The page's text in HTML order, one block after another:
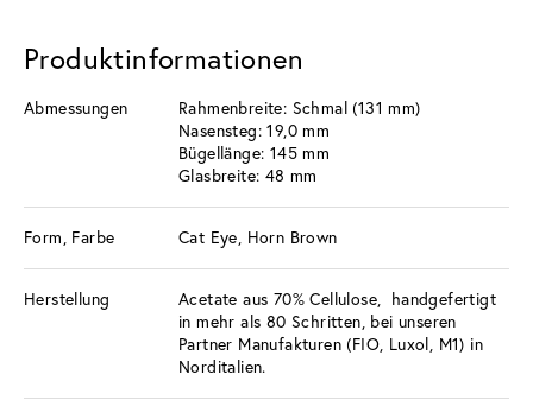
Produktinformationen
Abmessungen
Rahmenbreite: Schmal (131 mm)
Nasensteg: 19,0 mm
Bügellänge: 145 mm
Glasbreite: 48 mm
Form, Farbe Cat Eye, Horn Brown
Herstellung
Acetate aus 70% Cellulose, handgefertigt
in mehr als 80 Schritten, bei unseren
Partner Manufakturen (FIO, Luxol, M1) in
Norditalien.